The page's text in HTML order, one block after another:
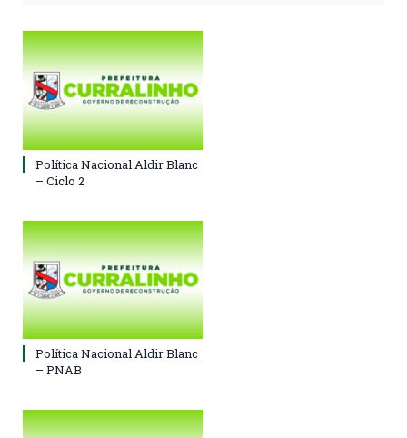
Política Nacional Aldir Blanc
– Ciclo 2
Política Nacional Aldir Blanc
– PNAB